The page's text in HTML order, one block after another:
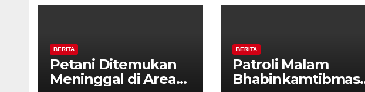
BERITA
Petani Ditemukan
Meninggal di Area
BERITA
Patroli Malam
Bhabinkamtibmas